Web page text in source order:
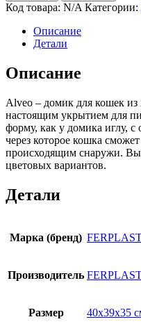
Код товара: N/A Категории:
Описание
Детали
Описание
Alveo – домик для кошек
настоящим укрытием для
форму, как у домика иглу, с
через которое кошка
происходящим снаружи.
цветовых вариантов.
Детали
Марка (бренд)
Производитель
Размер 40х39х35